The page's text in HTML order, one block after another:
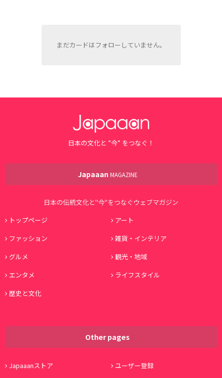
まだカードはフォローしていません。
日本の文化と ”今” をつなぐ！
Japaaan MAGAZINE
日本の伝統文化と"今"をつなぐウェブマガジン
トップページ
アート
ファッション
雑貨・インテリア
グルメ
観光・地域
エンタメ
ライフスタイル
歴史と文化
Other pages
Japaaanストア ユーザー登録